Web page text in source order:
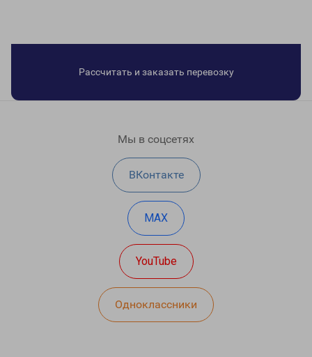
Рассчитать и заказать перевозку
Мы в соцсетях
ВКонтакте
MAX
YouTube
Одноклассники